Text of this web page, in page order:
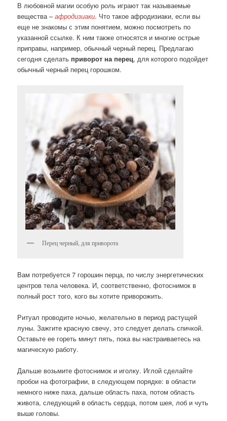
В любовной магии особую роль играют так называемые
вещества –афродизиаки. Что такое афродизиаки, если вы
еще не знакомы с этим понятием, можно посмотреть по
указанной ссылке. К ним также относятся и многие острые
приправы, например, обычный черный перец. Предлагаю
сегодня сделать приворот на перец, для которого подойдет
обычный черный перец горошком.
Перец черный, для приворота
Вам потребуется 7 горошин перца, по числу энергетических
центров тела человека. И, соответственно, фотоснимок в
полный рост того, кого вы хотите приворожить.
Ритуал проводите ночью, желательно в период растущей
луны. Зажгите красную свечу, это следует делать спичкой.
Оставьте ее гореть минут пять, пока вы настраиваетесь на
магическую работу.
Дальше возьмите фотоснимок и иголку. Иглой сделайте
пробои на фотографии, в следующем порядке: в области
немного ниже паха, дальше область паха, потом область
живота, следующий в область сердца, потом шея, лоб и чуть
выше головы.